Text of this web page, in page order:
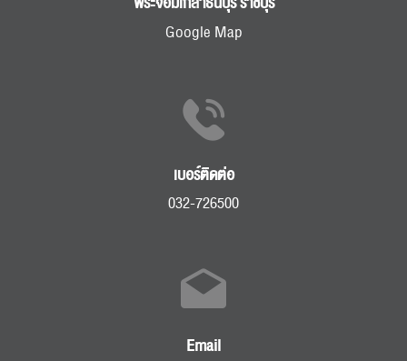
Google Map
เบอร์ติดต่อ
032-726500
Email